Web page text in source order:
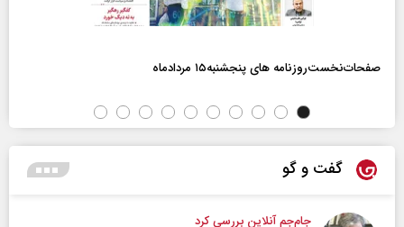
صفحات‌نخست‌روزنامه ها‌ی پنجشنبه‌۱۵ مردادماه
گفت و گو
جام‌جم آنلاین بررسی کرد